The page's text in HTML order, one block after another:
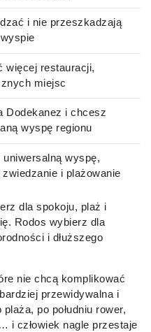
i nie przeszkadzają
więcej restauracji,
miejsc
Dodekanez i chcesz
wyspę regionu
wyspę,
i plażowanie
dla spokoju, plaż i
Rodos wybierz dla
i dłuższego
nie chcą komplikować
przewidywalna i
po południu rower,
i człowiek nagle przestaje